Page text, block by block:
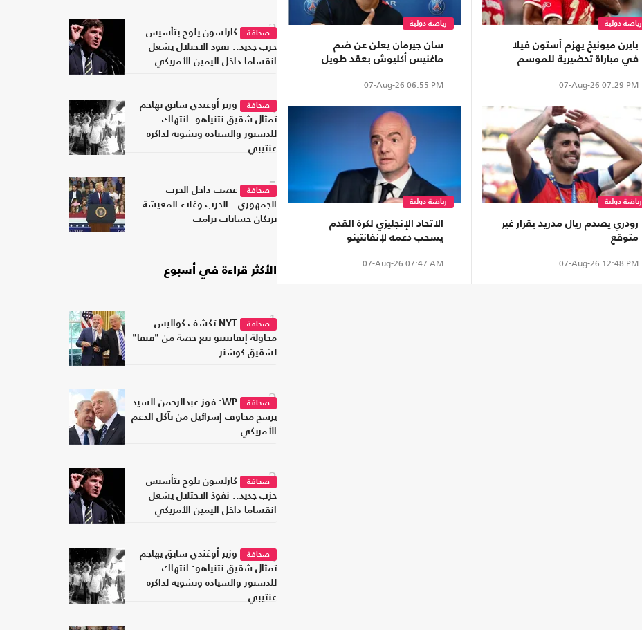
رياضة دولية
بايرن ميونيخ يهزم أستون فيلا
في مباراة تحضيرية للموسم
07-Aug-26 07:29 PM
رياضة دولية
سان جيرمان يعلن عن ضم
ماغنيس أكليوش بعقد طويل
07-Aug-26 06:55 PM
رياضة دولية
رودري يصدم ريال مدريد بقرار غير
متوقع
07-Aug-26 12:48 PM
رياضة دولية
الاتحاد الإنجليزي لكرة القدم
يسحب دعمه لإنفانتينو
07-Aug-26 07:47 AM
3صحافة
كارلسون يلوح بتأسيس
حزب جديد.. نفوذ الاحتلال يشعل
انقساما داخل اليمين الأمريكي
4صحافة
وزير أوغندي سابق يهاجم
تمثال شقيق نتنياهو: انتهاك
للدستور والسيادة وتشويه لذاكرة
عنتيبي
5صحافة
غضب داخل الحزب
الجمهوري.. الحرب وغلاء المعيشة
يربكان حسابات ترامب
الأكثر قراءة في أسبوع
1صحافة
NYT تكشف كواليس
محاولة إنفانتينو بيع حصة من "فيفا"
لشقيق كوشنر
2صحافة
WP: فوز عبدالرحمن السيد
يرسخ مخاوف إسرائيل من تآكل الدعم
الأمريكي
3صحافة
كارلسون يلوح بتأسيس
حزب جديد.. نفوذ الاحتلال يشعل
انقساما داخل اليمين الأمريكي
4صحافة
وزير أوغندي سابق يهاجم
تمثال شقيق نتنياهو: انتهاك
للدستور والسيادة وتشويه لذاكرة
عنتيبي